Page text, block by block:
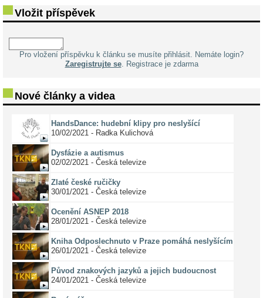
Vložit příspěvek
Pro vložení příspěvku k článku se musíte přihlásit. Nemáte login?
Zaregistrujte se. Registrace je zdarma
Nové články a videa
HandsDance: hudební klipy pro neslyšící
10/02/2021 - Radka Kulichová
Dysfázie a autismus
02/02/2021 - Česká televize
Zlaté české ručičky
30/01/2021 - Česká televize
Ocenění ASNEP 2018
28/01/2021 - Česká televize
Kniha Odposlechnuto v Praze pomáhá neslyšícím
26/01/2021 - Česká televize
Původ znakových jazyků a jejich budoucnost
24/01/2021 - Česká televize